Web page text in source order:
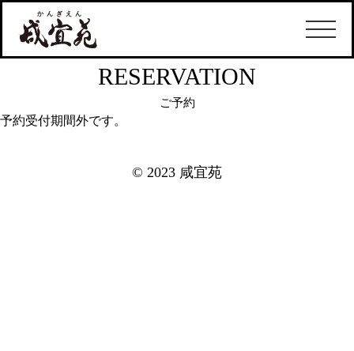
RESERVATION
ご予約
予約受付期間外です。
© 2023 咸宜苑